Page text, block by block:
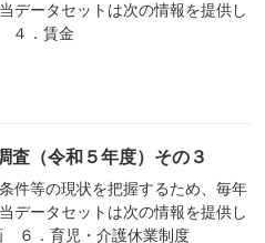
データセットは次の情報を提供し
４．賃金
査（令和５年度）その３
件等の現状を把握するため、毎年
データセットは次の情報を提供し
６．育児・介護休業制度